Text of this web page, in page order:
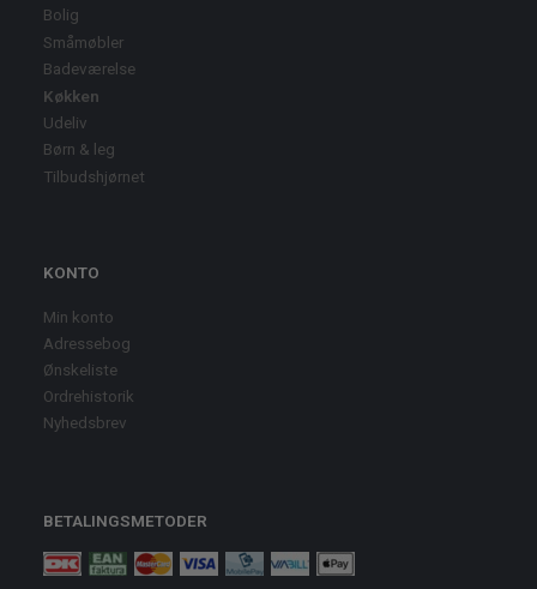
Bolig
Småmøbler
Badeværelse
Køkken
Udeliv
Børn & leg
Tilbudshjørnet
KONTO
Min konto
Adressebog
Ønskeliste
Ordrehistorik
Nyhedsbrev
BETALINGSMETODER